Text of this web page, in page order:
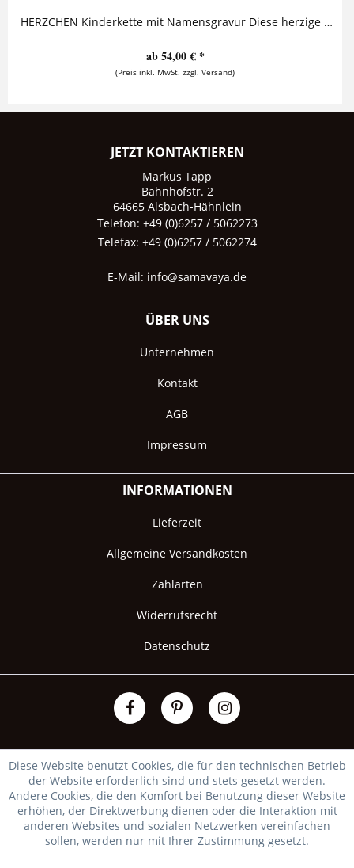
HERZCHEN Kinderkette mit Namensgravur Diese herzige Kinderkette mit Gravur besteht aus einem personalisierten Anhänger, aus dessen Front ein...
ab 54,00 € *
(Preis inkl. MwSt. zzgl. Versand)
JETZT KONTAKTIEREN
Markus Tapp
Bahnhofstr. 2
64665 Alsbach-Hähnlein
Telefon: +49 (0)6257 / 5062273
Telefax: +49 (0)6257 / 5062274
E-Mail: info@samavaya.de
ÜBER UNS
Unternehmen
Kontakt
AGB
Impressum
INFORMATIONEN
Lieferzeit
Allgemeine Versandkosten
Zahlarten
Widerrufsrecht
Datenschutz
Diese Website benutzt Cookies, die für den technischen Betrieb
der Website erforderlich sind und stets gesetzt werden.
Andere Cookies, die den Komfort bei Benutzung dieser Website
erhöhen, der Direktwerbung dienen oder die Interaktion mit
anderen Websites und sozialen Netzwerken vereinfachen
sollen, werden nur mit Ihrer Zustimmung gesetzt.